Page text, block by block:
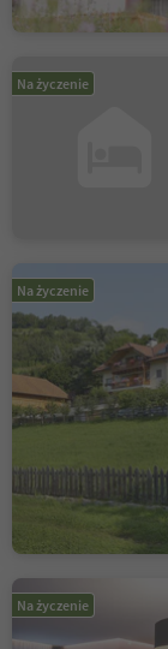
Na życzenie
Na życzenie
Na życzenie